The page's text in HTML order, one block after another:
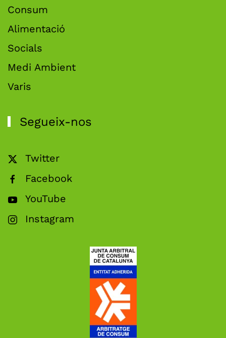
Consum
Alimentació
Socials
Medi Ambient
Varis
Segueix-nos
Twitter
Facebook
YouTube
Instagram